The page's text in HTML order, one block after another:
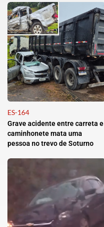
ES-164
Grave acidente entre carreta e
caminhonete mata uma
pessoa no trevo de Soturno